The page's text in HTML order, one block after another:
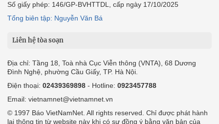
Số giấy phép: 146/GP-BVHTTDL, cấp ngày 17/10/2025
Tổng biên tập: Nguyễn Văn Bá
Liên hệ tòa soạn
Địa chỉ: Tầng 18, Toà nhà Cục Viễn thông (VNTA), 68 Dương
Đình Nghệ, phường Cầu Giấy, TP. Hà Nội.
Điện thoại: 02439369898 - Hotline: 0923457788
Email: vietnamnet@vietnamnet.vn
© 1997 Báo VietNamNet. All rights reserved. Chỉ được phát hành
lại thông tin từ website này khi có sự đồng ý bằng văn bản của